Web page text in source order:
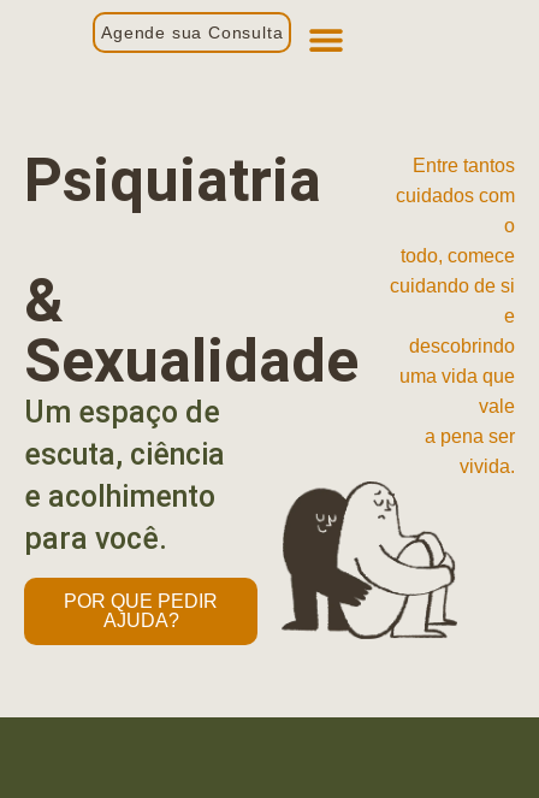
Agende sua Consulta
Psiquiatria
&
Sexualidade
Um espaço de
escuta, ciência
e acolhimento
para você.
POR QUE PEDIR
AJUDA?
Entre tantos
cuidados com
o
todo, comece
cuidando de si
e
descobrindo
uma vida que
vale
a pena ser
vivida.